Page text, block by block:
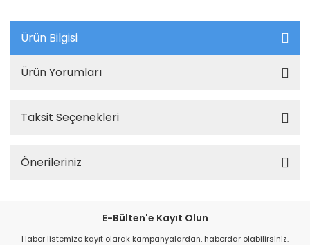
Ürün Bilgisi
Ürün Yorumları
Taksit Seçenekleri
Önerileriniz
E-Bülten'e Kayıt Olun
Haber listemize kayıt olarak kampanyalardan, haberdar olabilirsiniz.